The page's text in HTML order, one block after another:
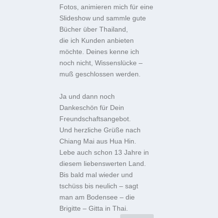
Fotos, animieren mich für eine
Slideshow und sammle gute
Bücher über Thailand,
die ich Kunden anbieten
möchte. Deines kenne ich
noch nicht, Wissenslücke –
muß geschlossen werden.
Ja und dann noch
Dankeschön für Dein
Freundschaftsangebot.
Und herzliche Grüße nach
Chiang Mai aus Hua Hin.
Lebe auch schon 13 Jahre in
diesem liebenswerten Land.
Bis bald mal wieder und
tschüss bis neulich – sagt
man am Bodensee – die
Brigitte – Gitta in Thai.